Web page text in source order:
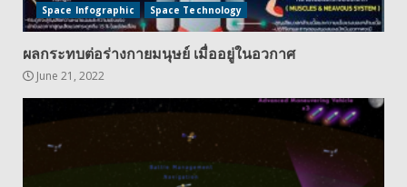
Space Infographic Space Technology
ผลกระทบต่อร่างกายมนุษย์ เมื่ออยู่ในอวกาศ
June 21, 2022